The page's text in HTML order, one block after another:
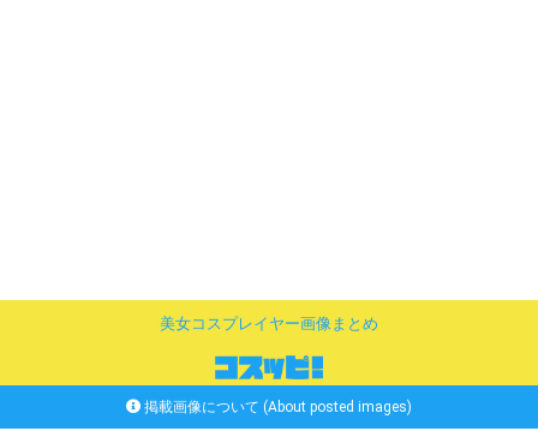
美女コスプレイヤー画像まとめ
掲載画像について (About posted images)